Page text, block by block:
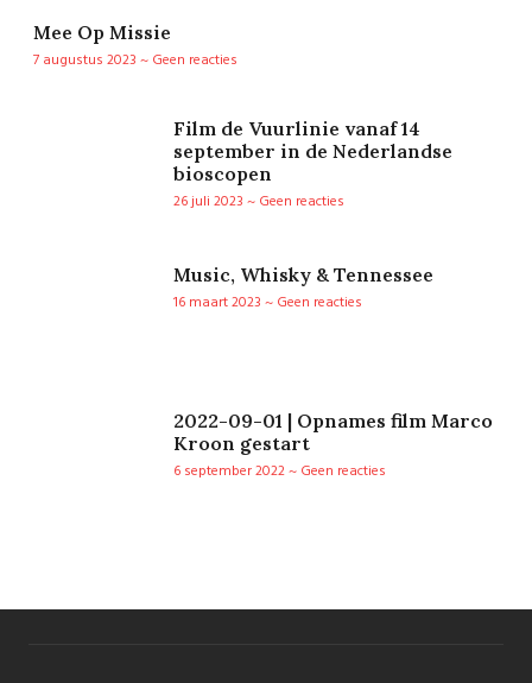
Mee Op Missie
7 augustus 2023
Geen reacties
Film de Vuurlinie vanaf 14
september in de Nederlandse
bioscopen
26 juli 2023
Geen reacties
Music, Whisky & Tennessee
16 maart 2023
Geen reacties
2022-09-01 | Opnames film Marco
Kroon gestart
6 september 2022
Geen reacties